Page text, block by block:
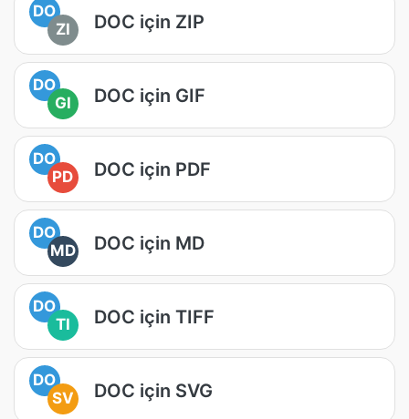
DO
ZI
DOC için ZIP
DO
GI
DOC için GIF
DO
PD
DOC için PDF
DO
MD
DOC için MD
DO
TI
DOC için TIFF
DO
SV
DOC için SVG